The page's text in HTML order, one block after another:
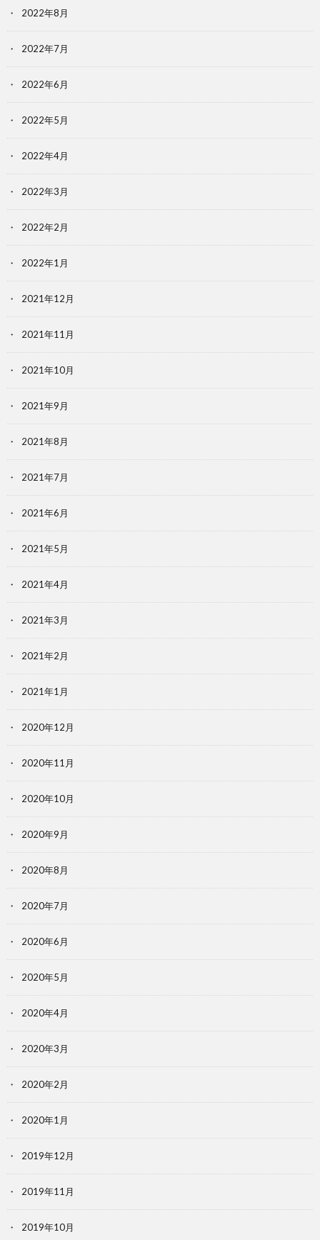
2022年8月
2022年7月
2022年6月
2022年5月
2022年4月
2022年3月
2022年2月
2022年1月
2021年12月
2021年11月
2021年10月
2021年9月
2021年8月
2021年7月
2021年6月
2021年5月
2021年4月
2021年3月
2021年2月
2021年1月
2020年12月
2020年11月
2020年10月
2020年9月
2020年8月
2020年7月
2020年6月
2020年5月
2020年4月
2020年3月
2020年2月
2020年1月
2019年12月
2019年11月
2019年10月